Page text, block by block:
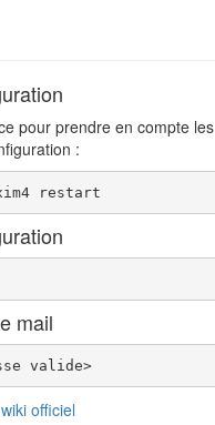
pour prendre en compte les
:
restart
mail
valide>
officiel